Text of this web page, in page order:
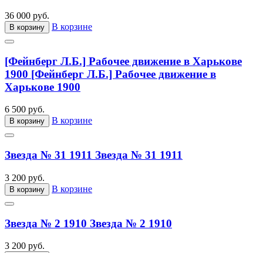
36 000 руб.
В корзину В корзине
[Фейнберг Л.Б.] Рабочее движение в Харькове
1900 [Фейнберг Л.Б.] Рабочее движение в
Харькове 1900
6 500 руб.
В корзину В корзине
Звезда № 31 1911 Звезда № 31 1911
3 200 руб.
В корзину В корзине
Звезда № 2 1910 Звезда № 2 1910
3 200 руб.